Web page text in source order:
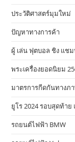
ประวัติศาสตร์มุมใหม่
ปัญหาทางการค้า
ผู้ เล่น ฟุตบอล ชิง แช
พระเครื่องยอดนิยม
มาตรการกีดกันทางภ
ยูโร 2024 รอบสุดท้า
รถยนต์ไฟฟ้า BMW